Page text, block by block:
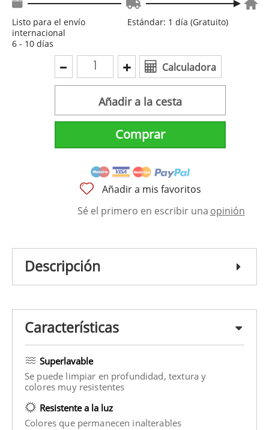
Listo para el envío
internacional
6 - 10 días
Estándar: 1 día (Gratuito)
Calculadora
Añadir a la cesta
Comprar
Añadir a mis favoritos
Sé el primero en escribir una opinión
Descripción
Características
Superlavable
Se puede limpiar en profundidad, textura y
colores muy resistentes
Resistente a la luz
Colores que permanecen inalterables